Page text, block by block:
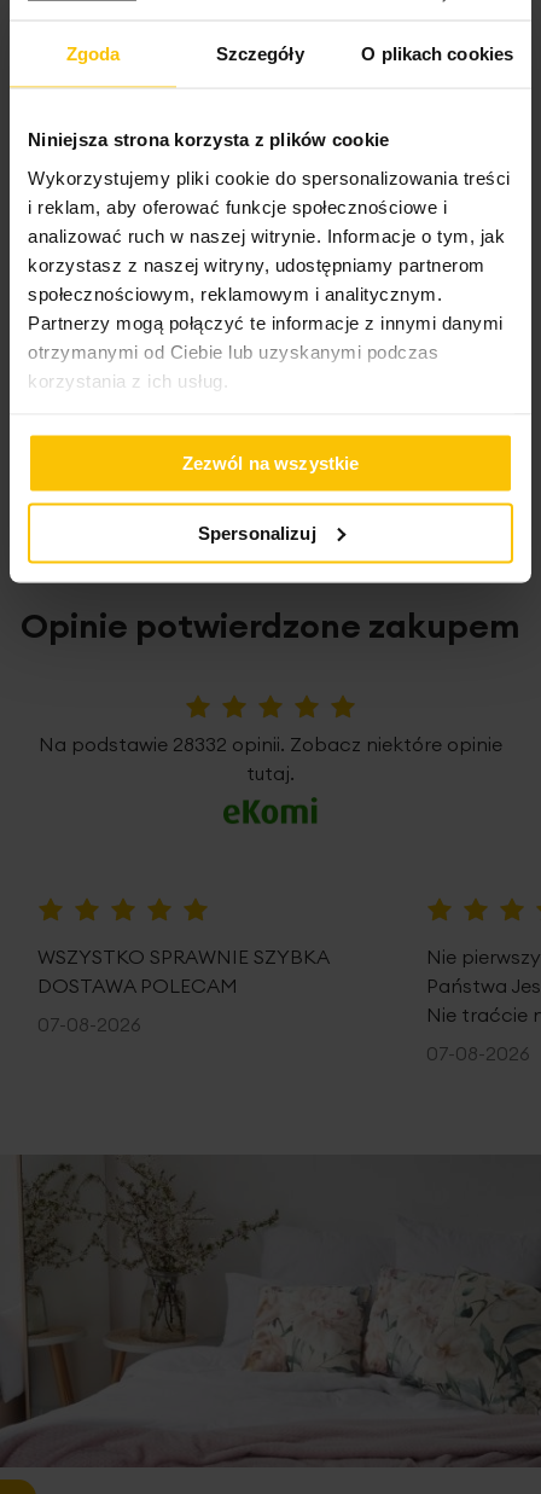
Zgoda Szczegóły O plikach cookies
Niniejsza strona korzysta z plików cookie
Wykorzystujemy pliki cookie do spersonalizowania treści
i reklam, aby oferować funkcje społecznościowe i
analizować ruch w naszej witrynie. Informacje o tym, jak
korzystasz z naszej witryny, udostępniamy partnerom
społecznościowym, reklamowym i analitycznym.
Partnerzy mogą połączyć te informacje z innymi danymi
otrzymanymi od Ciebie lub uzyskanymi podczas
korzystania z ich usług.
Zezwól na wszystkie
Spersonalizuj
skład: 100% dolomit
Opinie o produkcie
100%
Piękny, masywny wazon, niemal surowe drewno niewątpliwie
wyróżnia go na tle pozostałych produktów.
Recenzowany przezIwona
Wysłany na10.07.2026
High-contrast mode
To może Cię zainteresować
Opinie potwierdzone zakupem
Na podstawie 28332 opinii. Zobacz niektóre opinie
tutaj.
WSZYSTKO SPRAWNIE SZYBKA
DOSTAWA POLECAM
07-08-2026
Nie
Państwa
Nie traćcie
07-08-2026